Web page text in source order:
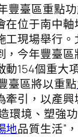
豐臺區重點
在位于南中
工現場舉行
，今年豐臺
動154個重大
臺區將以重點
牽引，以產興
環境、塑強
地品質生活”